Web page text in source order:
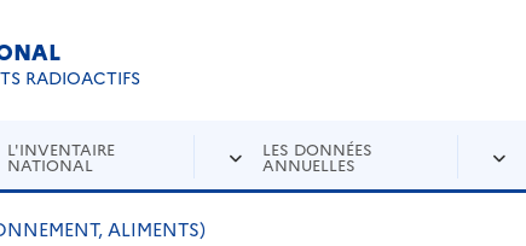
RADIOACTIFS
L'INVENTAIRE
NATIONAL
LES DONNÉES
ANNUELLES
ALIMENTS)